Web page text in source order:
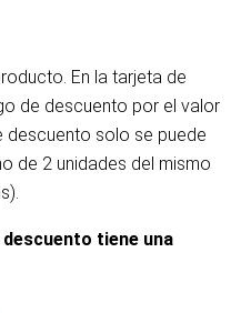
En la tarjeta de
de descuento por el valor
descuento solo se puede
de 2 unidades del mismo
tiene una